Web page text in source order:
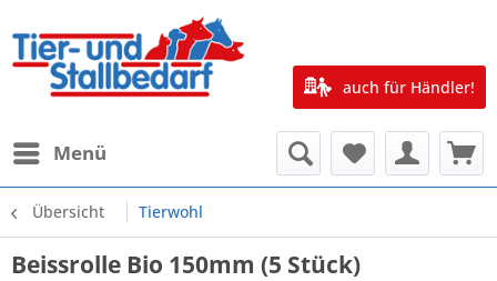
Menü
auch für Händler!
Übersicht Tierwohl
Beissrolle Bio 150mm (5 Stück)